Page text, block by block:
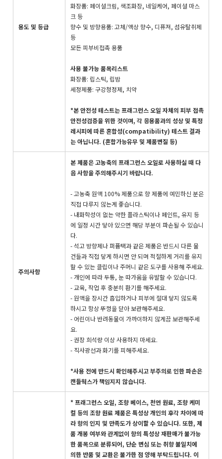
용도 및 등급
화장품: 페이셜크림, 색조화장, 네일케어, 페이셜 마스
크 등
향수 및 방향용품: 고체/액상 향수, 디퓨져, 섬유탈취제
등
모든 피부비접촉 용품
사용 불가능 품목리스트
화장품: 립스틱, 립밤
세정제품: 구강청정제, 치약
*본 안전성 테스트는 프래그런스 오일 자체의 피부 접촉
안전성검증을 위한 것이며, 각 응용품과의 성상 및 특정
레시피에 따른 혼합성(compatibility) 테스트 결과
는 아닙니다. (혼합가능유무 및 제품변질 등)
주의사항
본 제품은 고농축의 프래그런스 오일로 사용하실 때 다
음 사항을 주의해주시기 바랍니다.
- 고농축 원액 100% 제품으로 향 제품에 예민하신 분은
직접 다루지 않는게 좋습니다.
- 내화학성이 없는 약한 플라스틱이나 페인트, 유지 등
에 일정 시간 닿아 있으면 해당 부분이 파손될 수 있습니
다.
- 석고 방향제나 퍼퓸택과 같은 제품은 반드시 다른 물
건들과 직접 닿게 하시면 안 되며 적절하게 거리를 유지
할 수 있는 클립이나 주머니 같은 도구를 사용해 주세요.
- 개인에 따라 두통, 눈 따가움을 유발할 수 있습니다.
- 교육, 작업 후 충분히 환기를 해주세요.
- 원액을 장시간 흡입하거나 피부에 절대 닿지 않도록
하시고 항상 뚜껑을 닫아 보관해주세요.
- 어린이나 반려동물이 가까이하지 않게끔 보관해주세
요.
- 권장 희석량 이상 사용하지 마세요.
- 직사광선과 화기를 피해주세요.
*사용 전에 반드시 확인해주시고 부주의로 인한 파손은
캔들웍스가 책임지지 않습니다.
* 프래그런스 오일, 조향 베이스, 천연 원료, 조향 케미
컬 등의 조향 원료 제품은 특성상 개인의 후각 차이에 따
라 향의 인지 및 만족도가 상이할 수 있습니다. 또한, 제
품 개봉 여부와 관계없이 향의 특성상 재판매가 불가능
한 품목으로 분류되어, 단순 변심 또는 취향 불일치에
의한 반품 및 교환은 불가한 점 양해 부탁드립니다. 이